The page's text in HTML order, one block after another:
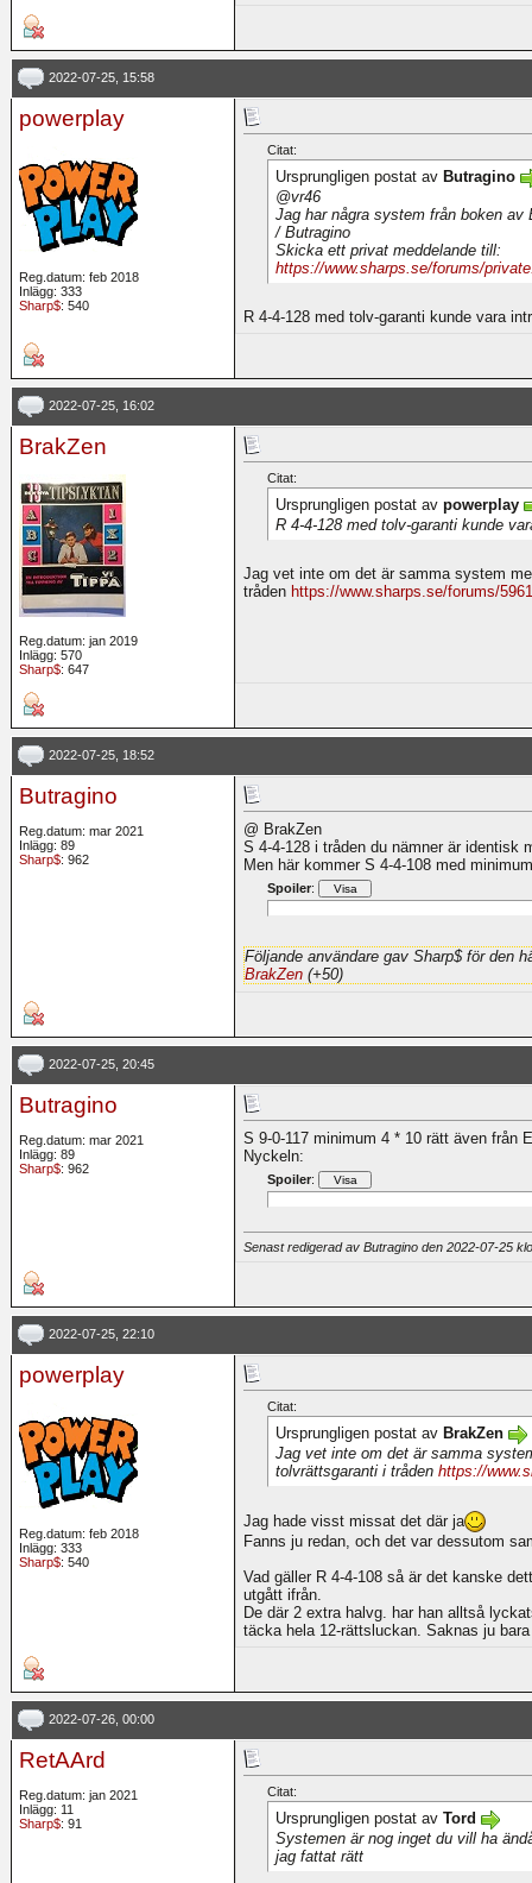
2022-07-25, 15:58
powerplay
Reg.datum: feb 2018
Inlägg: 333
Sharp$: 540
Citat:
Ursprungligen postat av Butragino
@vr46
Jag har några system från boken
/ Butragino
Skicka ett privat meddelande till:
https://www.sharps.se/forums/
R 4-4-128 med tolv-garanti kunde vara
2022-07-25, 16:02
BrakZen
Reg.datum: jan 2019
Inlägg: 570
Sharp$: 647
Citat:
Ursprungligen postat av powerplay
R 4-4-128 med tolv-garanti kunde
Jag vet inte om det är samma system
tråden https://www.sharps.se/forums/
2022-07-25, 18:52
Butragino
Reg.datum: mar 2021
Inlägg: 89
Sharp$: 962
@ BrakZen
S 4-4-128 i tråden du nämner är identisk
Men här kommer S 4-4-108 med
Spoiler:
Följande användare gav Sharp$ för den
BrakZen (+50)
2022-07-25, 20:45
Butragino
Reg.datum: mar 2021
Inlägg: 89
Sharp$: 962
S 9-0-117 minimum 4 * 10 rätt även från
Nyckeln:
Spoiler:
Senast redigerad av Butragino den 2022-07-25
2022-07-25, 22:10
powerplay
Reg.datum: feb 2018
Inlägg: 333
Sharp$: 540
Citat:
Ursprungligen postat av BrakZen
Jag vet inte om det är samma
tolvrättsgaranti i tråden https://
Jag hade visst missat det där ja
Fanns ju redan, och det var dessutom
Vad gäller R 4-4-108 så är det kanske
utgått ifrån.
De där 2 extra halvg. har han alltså
täcka hela 12-rättsluckan. Saknas ju
2022-07-26, 00:00
RetAArd
Reg.datum: jan 2021
Inlägg: 11
Sharp$: 91
Citat:
Ursprungligen postat av Tord
Systemen är nog inget du vill ha
jag fattat rätt